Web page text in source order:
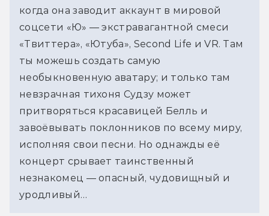
когда она заводит аккаунт в мировой
соцсети «Ю» — экстравагантной смеси
«Твиттера», «Ютуба», Second Life и VR. Там
ты можешь создать самую
необыкновенную аватару; и только там
невзрачная тихоня Судзу может
притворяться красавицей Белль и
завоёвывать поклонников по всему миру,
исполняя свои песни. Но однажды её
концерт срывает таинственный
незнакомец — опасный, чудовищный и
уродливый…